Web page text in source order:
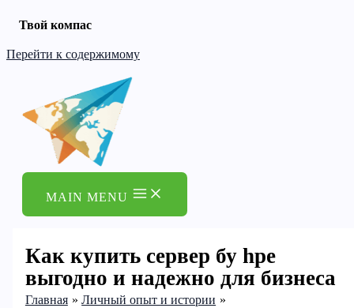
Твой компас
Перейти к содержимому
MAIN MENU
Как купить сервер бу hpe
выгодно и надежно для бизнеса
Главная
Личный опыт и истории